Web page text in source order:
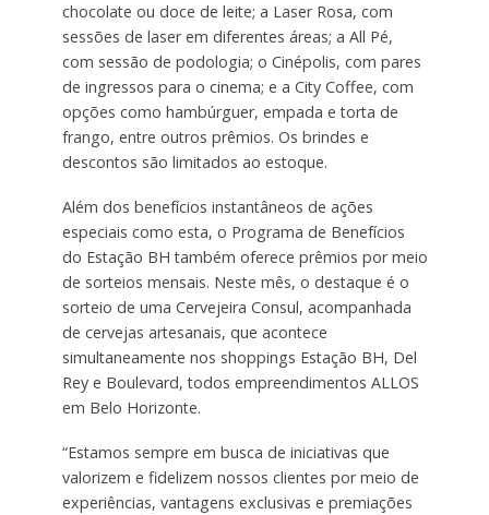
chocolate ou doce de leite; a Laser Rosa, com
sessões de laser em diferentes áreas; a All Pé,
com sessão de podologia; o Cinépolis, com pares
de ingressos para o cinema; e a City Coffee, com
opções como hambúrguer, empada e torta de
frango, entre outros prêmios. Os brindes e
descontos são limitados ao estoque.
Além dos benefícios instantâneos de ações
especiais como esta, o Programa de Benefícios
do Estação BH também oferece prêmios por meio
de sorteios mensais. Neste mês, o destaque é o
sorteio de uma Cervejeira Consul, acompanhada
de cervejas artesanais, que acontece
simultaneamente nos shoppings Estação BH, Del
Rey e Boulevard, todos empreendimentos ALLOS
em Belo Horizonte.
“Estamos sempre em busca de iniciativas que
valorizem e fidelizem nossos clientes por meio de
experiências, vantagens exclusivas e premiações